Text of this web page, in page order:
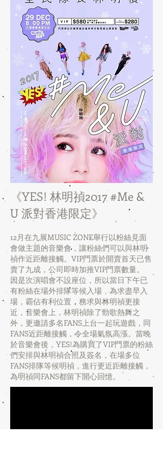
《YES! 林明禎2017 #Me &
U 派對香港限定》
12月在九展MUSIC ZONE舉行以粉絲見面
會做主題的音樂會，讓粉絲們可以與林明
禎作近距離接觸。VIP門票於開賣首天已售
賣了九成，公司即時加推VIP門票數量。
因是次演唱會不設座位，所以當日下午已
有粉絲在場外排隊等候入場﹐為求盡早入
場，霸佔有利位置，務求與林明禎更接
近，音樂會上，林明禎除了勁歌熱舞之
外，更邀請多名FANS上台一起玩遊戲，同
FANS近距離接觸，令全場氣氛高漲。當晚
於音樂會後，YES!為購買了VIP門票的粉絲
們安排與林明禎合照及簽名，在場多位
FANS排隊等候明禎，進行更近距離接觸，
為明禎同FANS都留下開心回憶。